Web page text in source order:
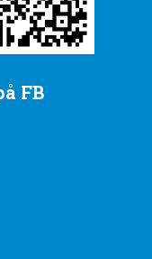
FB